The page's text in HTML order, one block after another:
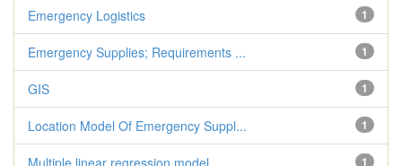
1
Emergency Logistics
1
Emergency Supplies; Requirements ...
1
GIS
1
Location Model Of Emergency Suppl...
1
Multiple linear regression model